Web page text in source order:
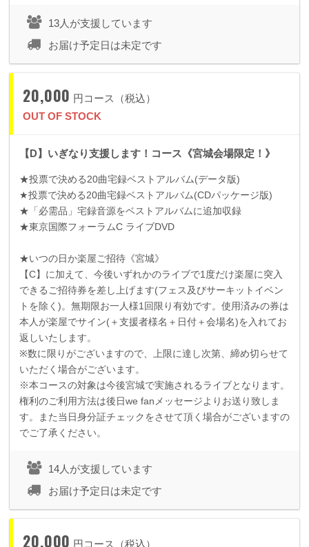
13人が支援しています
お届け予定日は未定です
20,000 円コース（税込）
OUT OF STOCK
【D】いぎなり支援します！コース《宮城会場限定！》
★投票で決める20曲宅録ベストアルバム(データ版)
★投票で決める20曲宅録ベストアルバム(CDパッケージ版)
★「必需品」宅録音源をベストアルバムに追加収録
★東京国際フォーラムC ライブDVD
★いつの日か楽屋ご招待《宮城》
【C】に加えて、今後いずれかのライブで1 度だけ楽屋に突入
できるご招待券を差し上げます(フェス及びサーキットイベン
トを除く )。無期限お一人様1 回限り有効です。使用済みの券は
本人が楽屋でサイン(＋支援者様名＋日付＋会場名)を入れてお
返しいたします。
※数に限りがございますので、上限に達し次第、締め切らせて
いただく場合がございます。
※本コースの対象は今後宮城で実施されるライブとなります。
権利のご利用方法は後日we fanメッセージよりお送り致しま
す。また当日身分証チェックをさせて頂く場合がございますの
でご了承ください。
14人が支援しています
お届け予定日は未定です
20,000 円コース（税込）